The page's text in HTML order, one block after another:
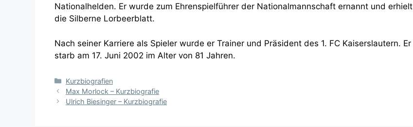
Nationalhelden. Er wurde zum Ehrenspielführer der Nationalmannschaft ernannt und erhielt
die Silberne Lorbeerblatt.
Nach seiner Karriere als Spieler wurde er Trainer und Präsident des 1. FC Kaiserslautern. Er
starb am 17. Juni 2002 im Alter von 81 Jahren.
Kategorien
Kurzbiografien
Max Morlock – Kurzbiografie
Ulrich Biesinger – Kurzbiografie